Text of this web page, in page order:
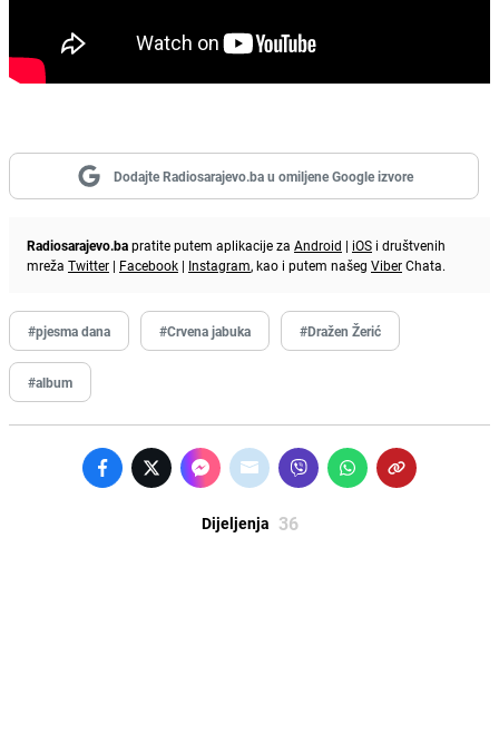
Dodajte Radiosarajevo.ba u omiljene Google izvore
Radiosarajevo.bapratite putem aplikacije za Android | iOS i društvenih
mreža Twitter | Facebook | Instagram, kao i putem našeg ViberChata.
#pjesma dana #Crvena jabuka #Dražen Žerić
#album
Dijeljenja 36